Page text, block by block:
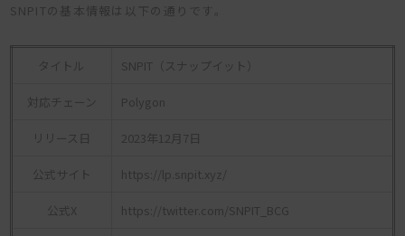
SNPITの基本情報は以下の通りです。
タイトル SNPIT（スナップイット）
対応チェーン Polygon
リリース日 2023年12月7日
公式サイト https://lp.snpit.xyz/
公式X https://twitter.com/SNPIT_BCG